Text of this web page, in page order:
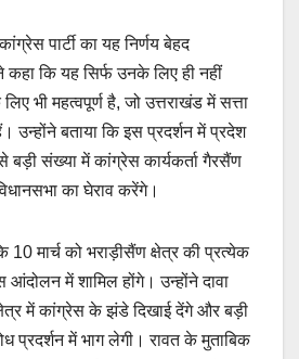
पार्टी का यह निर्णय बेहद
कि यह सिर्फ उनके लिए ही नहीं
भी महत्वपूर्ण है, जो उत्तराखंड में सत्ता
उन्होंने बताया कि इस प्रदर्शन में प्रदेश
संख्या में कांग्रेस कार्यकर्ता गैरसैंण
का घेराव करेंगे।
10 मार्च को भराड़ीसैंण क्षेत्र की प्रत्येक
में शामिल होंगे। उन्होंने दावा
में कांग्रेस के झंडे दिखाई देंगे और बड़ी
प्रदर्शन में भाग लेगी। रावत के मुताबिक